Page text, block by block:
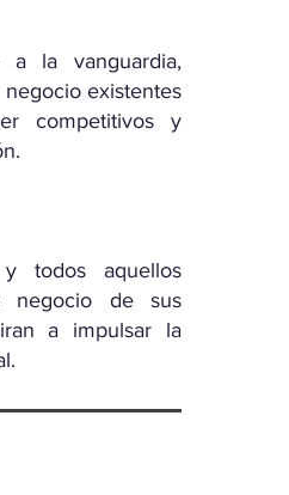
a la vanguardia,
existentes
competitivos y
y todos aquellos
negocio de sus
a impulsar la